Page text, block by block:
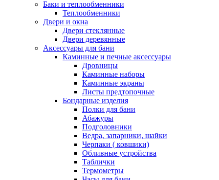
Баки и теплообменники
Теплообменники
Двери и окна
Двери стеклянные
Двери деревянные
Аксессуары для бани
Каминные и печные аксессуары
Дровницы
Каминные наборы
Каминные экраны
Листы предтопочные
Бондарные изделия
Полки для бани
Абажуры
Подголовники
Ведра, запарники, шайки
Черпаки ( ковшики)
Обливные устройства
Таблички
Термометры